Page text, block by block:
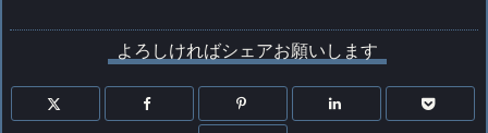
よろしければシェアお願いします